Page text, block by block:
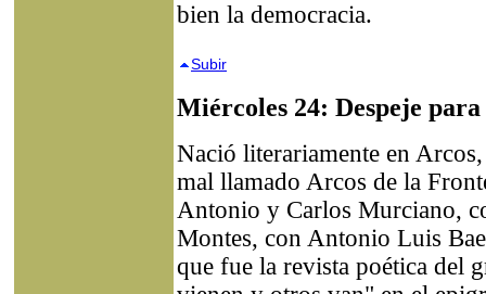
bien la democracia.
Subir
Miércoles 24: Despeje
Nació literariamente en
mal llamado Arcos de la
Antonio y Carlos Murciano,
Montes, con Antonio Luis
que fue la revista poética del